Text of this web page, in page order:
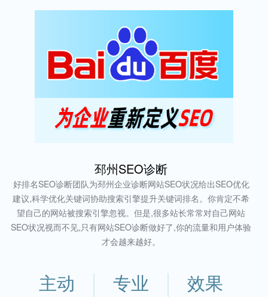
邳州SEO诊断
好排名SEO诊断团队为邳州企业诊断网站SEO状况给出SEO优化
建议,科学优化关键词协助搜索引擎提升关键词排名。你肯定不希
望自己的网站被搜索引擎忽视。但是,很多站长常常对自己网站
SEO状况视而不见,只有网站SEO诊断做好了,你的流量和用户体验
才会越来越好。
主动 专业 效果